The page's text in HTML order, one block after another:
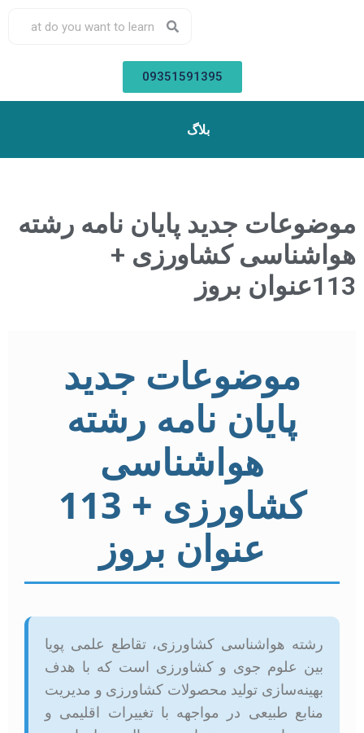
09351591395
بلاگ
موضوعات جدید پایان نامه رشته
هواشناسی کشاورزی +
113عنوان بروز
موضوعات جدید
پایان نامه رشته
هواشناسی
کشاورزی + 113
عنوان بروز
رشته هواشناسی کشاورزی، تقاطع علمی پویا
بین علوم جوی و کشاورزی است که با هدف
بهینه‌سازی تولید محصولات کشاورزی و مدیریت
منابع طبیعی در مواجهه با تغییرات اقلیمی و